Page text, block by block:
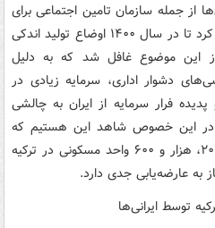
از جمله سازمان تامین اجتماعی برای
بخش تولید به وجود می‌آید، توجه کرد تا در سال ۱۴۰۰ اوضاع تولید اندکی
از این موضوع غافل شد که به دلیل
دشوار اداری، سرمایه زیادی در
فرار سرمایه از ایران به چالشی
این خصوص شاهد این هستیم که
ایرانی‌ها در سه ماهه اول سال ۲۰۲۱، هزار و ۶۰۰ واحد مسکونی در ترکیه
به عارضه‌یابی جدی دارد.